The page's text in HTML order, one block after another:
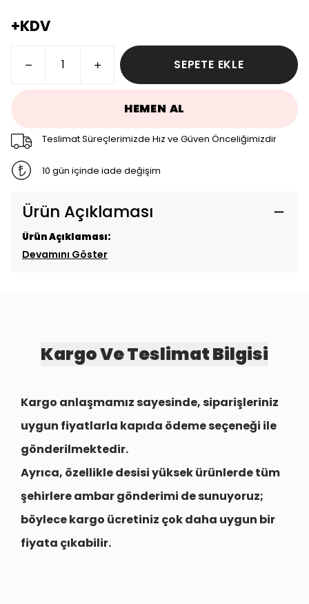
+KDV
SEPETE EKLE
HEMEN AL
Teslimat Süreçlerimizde Hız ve Güven Önceliğimizdir
10 gün içinde iade değişim
Ürün Açıklaması
Ürün Açıklaması:
Devamını Göster
Kargo Ve Teslimat Bilgisi
Kargo anlaşmamız sayesinde, siparişleriniz
uygun fiyatlarla kapıda ödeme seçeneği ile
gönderilmektedir.
Ayrıca, özellikle desisi yüksek ürünlerde tüm
şehirlereambar gönderimi de sunuyoruz;
böylece kargo ücretiniz çok daha uygun bir
fiyata çıkabilir.